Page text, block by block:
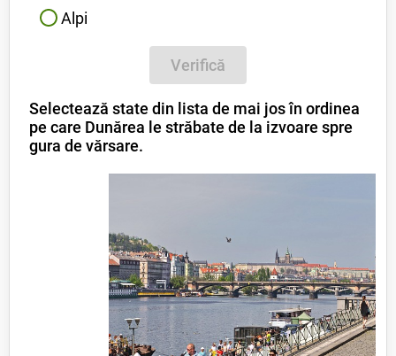
Alpi
Verifică
Selectează state din lista de mai jos în ordinea
pe care Dunărea le străbate de la izvoare spre
gura de vărsare.